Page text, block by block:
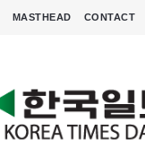
MASTHEAD CONTACT